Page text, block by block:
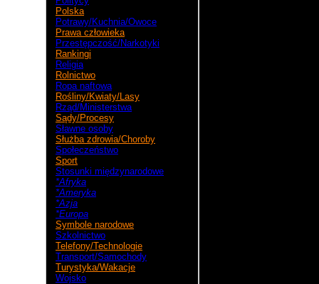
Polska
Potrawy/Kuchnia/Owoce
Prawa człowieka
Przestępczość/Narkotyki
Rankingi
Religia
Rolnictwo
Ropa naftowa
Rośliny/Kwiaty/Lasy
Rząd/Ministerstwa
Sądy/Procesy
Sławne osoby
Służba zdrowia/Choroby
Społeczeństwo
Sport
Stosunki międzynarodowe
*Afryka
*Ameryka
*Azja
*Europa
Symbole narodowe
Szkolnictwo
Telefony/Technologie
Transport/Samochody
Turystyka/Wakacje
Wojsko